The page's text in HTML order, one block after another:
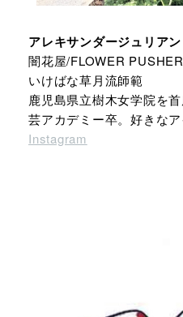
アレキサンダージュリアン
闇花屋/FLOWER PUSHER
いけばな草月流師範
鹿児島県立樹木女学院を
芸アカデミー卒。好きな
Instagram